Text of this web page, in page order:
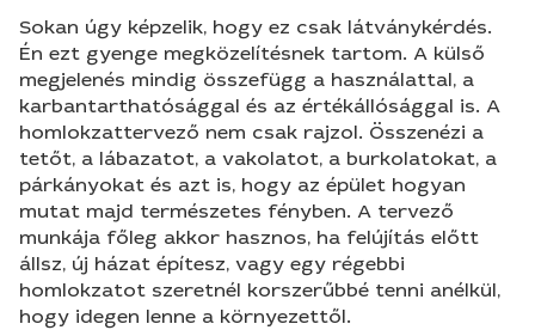
Sokan úgy képzelik, hogy ez csak látványkérdés.
Én ezt gyenge megközelítésnek tartom. A külső
megjelenés mindig összefügg a használattal, a
karbantarthatósággal és az értékállósággal is. A
homlokzattervező nem csak rajzol. Összenézi a
tetőt, a lábazatot, a vakolatot, a burkolatokat, a
párkányokat és azt is, hogy az épület hogyan
mutat majd természetes fényben. A tervező
munkája főleg akkor hasznos, ha felújítás előtt
állsz, új házat építesz, vagy egy régebbi
homlokzatot szeretnél korszerűbbé tenni anélkül,
hogy idegen lenne a környezettől.